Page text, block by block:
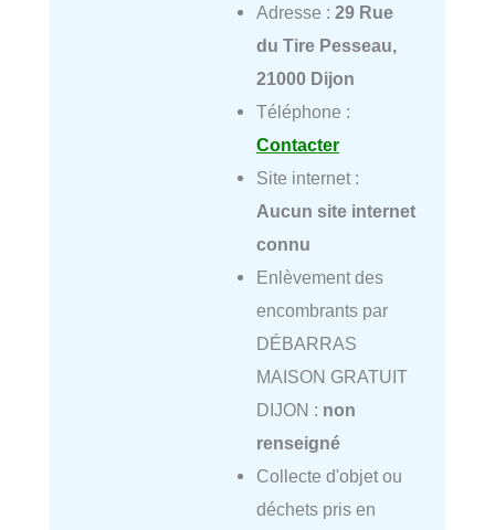
Adresse : 29 Rue
du Tire Pesseau,
21000 Dijon
Téléphone :
Contacter
Site internet :
Aucun site internet
connu
Enlèvement des
encombrants par
DÉBARRAS
MAISON GRATUIT
DIJON : non
renseigné
Collecte d'objet ou
déchets pris en